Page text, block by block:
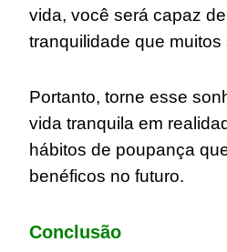
vida, você será capaz
tranquilidade que muitos
Portanto, torne esse
vida tranquila em
hábitos de poupança
benéficos no futuro.
Conclusão